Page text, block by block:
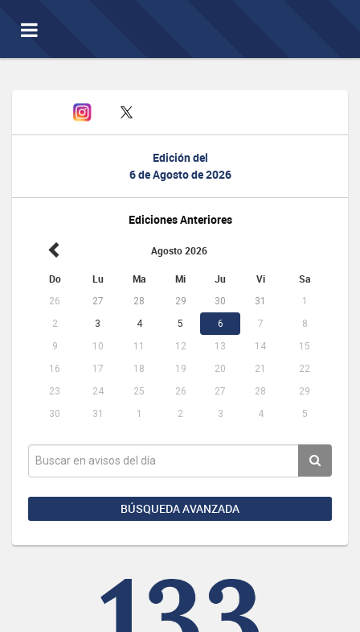
Toggle
navigation
Edición del
6 de Agosto de 2026
Ediciones Anteriores
Agosto 2026
Do Lu Ma Mi Ju Vi Sa
26 27 28 29 30 31
1
2
3 4 5 6 7
8
9
10 11 12 13 14
15
16
17 18 19 20 21
22
23
24 25 26 27 28
29
30
31 1 2 3 4 5
BÚSQUEDA AVANZADA